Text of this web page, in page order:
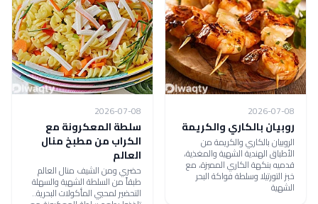
2026-07-08
روبيان بالكاري والكريمة
الروبيان بالكاري والكريمة من
الأطباق الهندية الشهية والمغذية،
قدميه بنكهة الكاري المميزة، مع
خبز التورتيلا وسلطة فواكة البحر
الشهية
2026-07-08
سلطة المعكرونة مع
الكراب من مطبخ منال
العالم
حضري ومن الشيف منال العالم
طبقاً من السلطة الشهية والسهلة
التحضير لمحبي المأكولات البحرية..